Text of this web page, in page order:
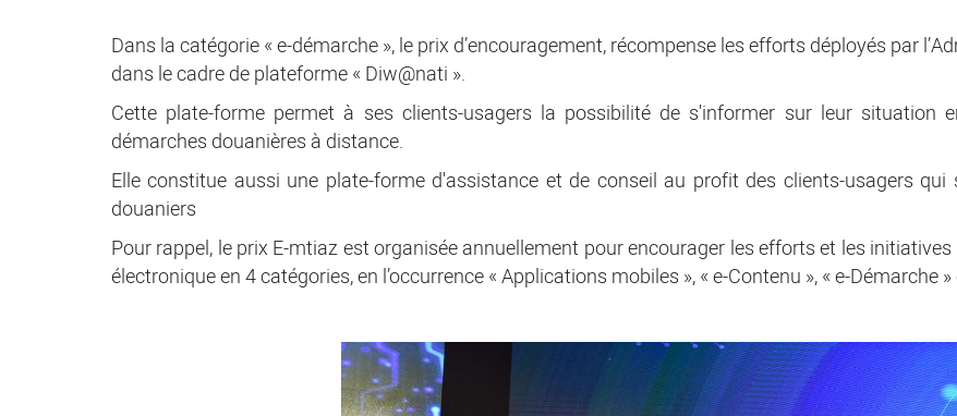
Dans la catégorie « e-démarche », le prix d’encouragement, récompense les efforts déployés par
dans le cadre de plateforme « Diw@nati ».
Cette plate-forme permet à ses clients-usagers la possibilité de s'informer sur leur situation
démarches douanières à distance.
Elle constitue aussi une plate-forme d'assistance et de conseil au profit des clients-usagers
douaniers
Pour rappel, le prix E-mtiaz est organisée annuellement pour encourager les efforts et les
électronique en 4 catégories, en l’occurrence « Applications mobiles », « e-Contenu », « e-